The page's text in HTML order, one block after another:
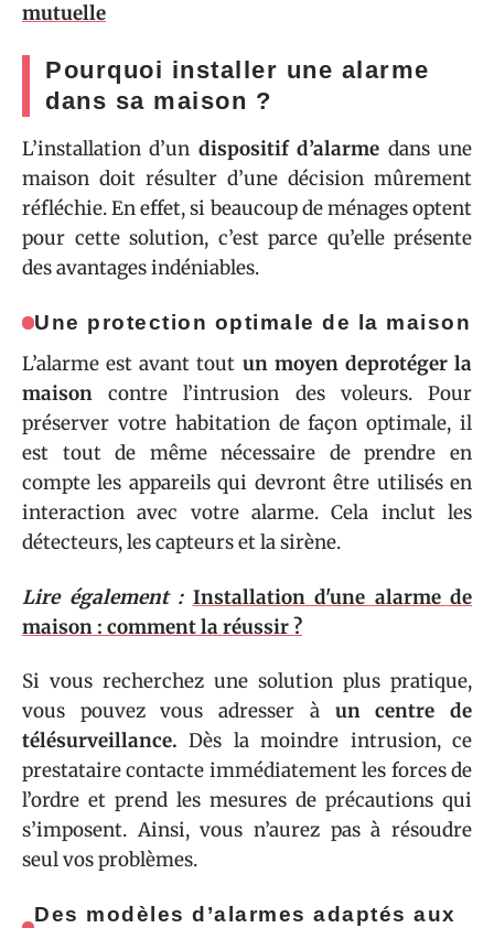
mutuelle
Pourquoi installer une alarme
dans sa maison ?
L’installation d’un dispositif d’alarme dans une
maison doit résulter d’une décision mûrement
réfléchie. En effet, si beaucoup de ménages optent
pour cette solution, c’est parce qu’elle présente
des avantages indéniables.
Une protection optimale de la maison
L’alarme est avant tout un moyen deprotéger la
maison contre l’intrusion des voleurs. Pour
préserver votre habitation de façon optimale, il
est tout de même nécessaire de prendre en
compte les appareils qui devront être utilisés en
interaction avec votre alarme. Cela inclut les
détecteurs, les capteurs et la sirène.
Lire également : Installation d'une alarme de
maison : comment la réussir ?
Si vous recherchez une solution plus pratique,
vous pouvez vous adresser à un centrede
télésurveillance. Dès la moindre intrusion, ce
prestataire contacte immédiatement les forces de
l’ordre et prend les mesures de précautions qui
s’imposent. Ainsi, vous n’aurez pas à résoudre
seul vos problèmes.
Des modèles d’alarmes adaptés aux